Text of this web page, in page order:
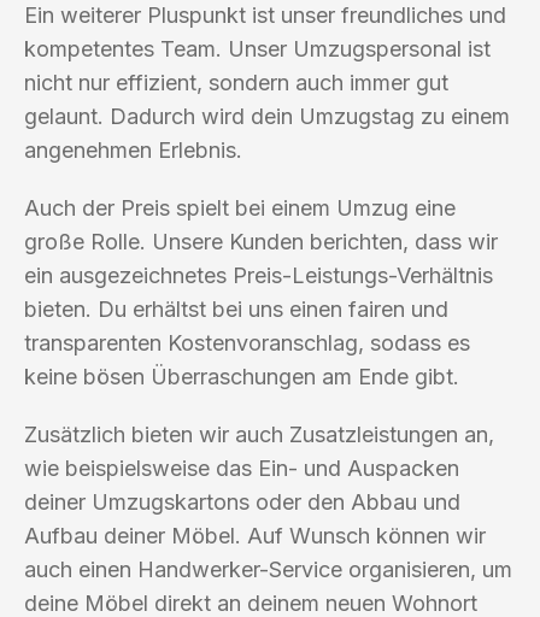
Ein weiterer Pluspunkt ist unser freundliches und
kompetentes Team. Unser Umzugspersonal ist
nicht nur effizient, sondern auch immer gut
gelaunt. Dadurch wird dein Umzugstag zu einem
angenehmen Erlebnis.
Auch der Preis spielt bei einem Umzug eine
große Rolle. Unsere Kunden berichten, dass wir
ein ausgezeichnetes Preis-Leistungs-Verhältnis
bieten. Du erhältst bei uns einen fairen und
transparenten Kostenvoranschlag, sodass es
keine bösen Überraschungen am Ende gibt.
Zusätzlich bieten wir auch Zusatzleistungen an,
wie beispielsweise das Ein- und Auspacken
deiner Umzugskartons oder den Abbau und
Aufbau deiner Möbel. Auf Wunsch können wir
auch einen Handwerker-Service organisieren, um
deine Möbel direkt an deinem neuen Wohnort